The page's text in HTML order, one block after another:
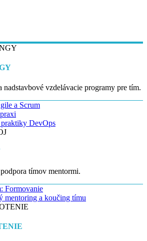
nadstavbové vzdelávacie programy pre tím.
a Scrum
DevOps
tímov mentormi.
Formovanie
mentoring a koučing tímu